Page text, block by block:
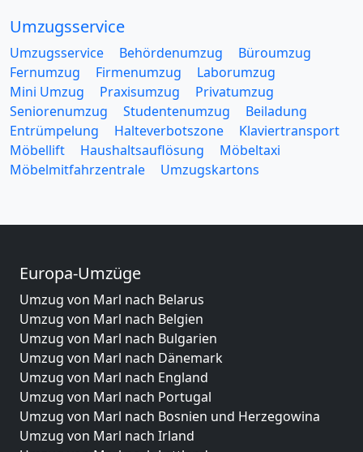
Umzugsservice
Umzugsservice Behördenumzug
Büroumzug
Fernumzug
Firmenumzug
Laborumzug
Mini Umzug
Praxisumzug
Privatumzug
Seniorenumzug
Studentenumzug
Beiladung
Entrümpelung
Halteverbotszone
Klaviertransport
Möbellift
Haushaltsauflösung
Möbeltaxi
Möbelmitfahrzentrale
Umzugskartons
Europa-Umzüge
Umzug von Marl nach Belarus
Umzug von Marl nach Belgien
Umzug von Marl nach Bulgarien
Umzug von Marl nach Dänemark
Umzug von Marl nach England
Umzug von Marl nach Portugal
Umzug von Marl nach Bosnien und Herzegowina
Umzug von Marl nach Irland